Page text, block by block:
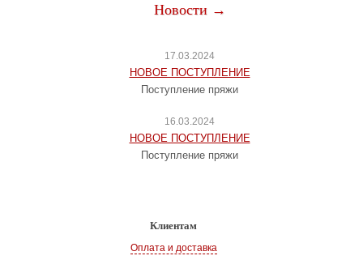
Новости →
17.03.2024
НОВОЕ ПОСТУПЛЕНИЕ
Поступление пряжи
16.03.2024
НОВОЕ ПОСТУПЛЕНИЕ
Поступление пряжи
Клиентам
Оплата и доставка